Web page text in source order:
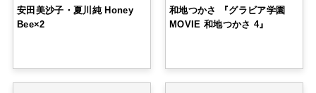
安田美沙子・夏川純 Honey
Bee×2
和地つかさ 『グラビア学園
MOVIE 和地つかさ 4』